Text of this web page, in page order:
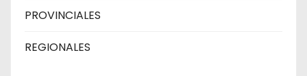
PROVINCIALES
REGIONALES